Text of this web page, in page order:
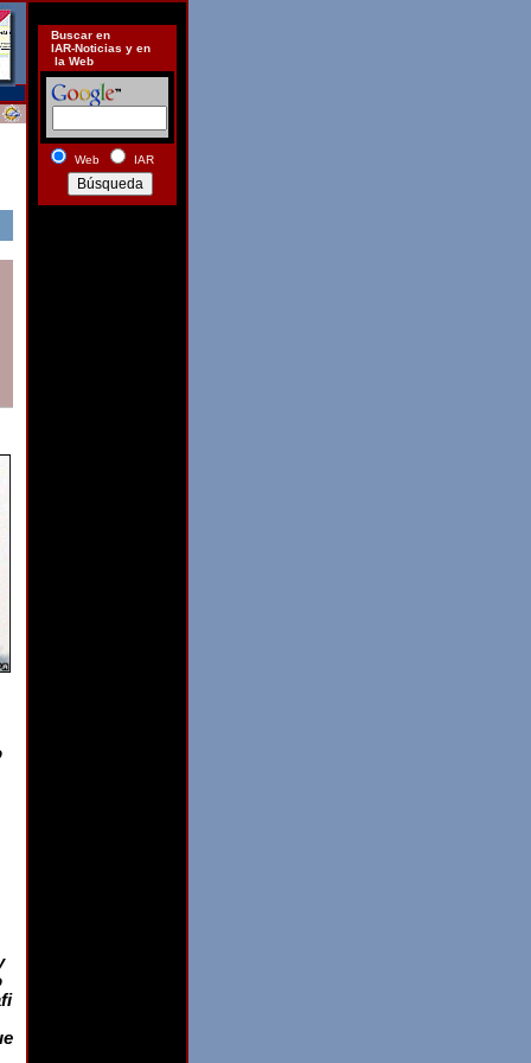
Buscar en
IAR-Noticias y en
la Web
Web IAR